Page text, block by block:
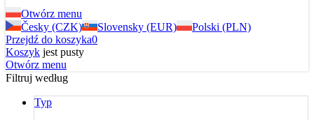
Otwórz menu
Česky (CZK)
Slovensky (EUR)
Polski (PLN)
Przejdź do koszyka0
Koszyk jest pusty
Otwórz menu
Filtruj według
Typ